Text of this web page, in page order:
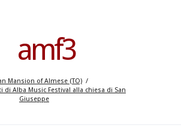
amf3
Mansion of Almese (TO) /
di Alba Music Festival alla chiesa di San
Giuseppe